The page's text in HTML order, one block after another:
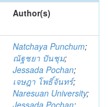
Author(s)
Natchaya Punchum;
ณัฐชยา ปันชุม;
Jessada Pochan;
เจษฎา โพธิ์จันทร์;
Naresuan University;
Jessada Pochan;